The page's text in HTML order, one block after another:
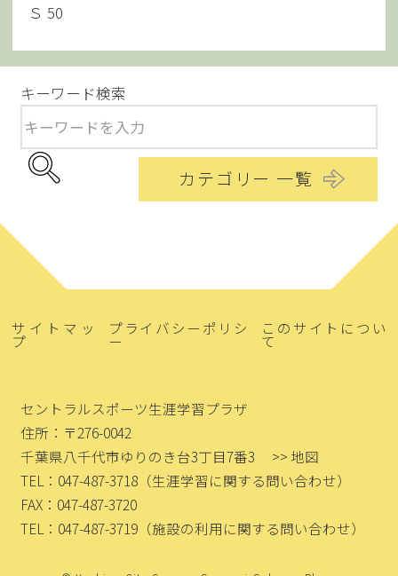
Ｓ 50
キーワード検索
カテゴリー 一覧
サイトマッ
プ
プライバシーポリシ
ー
このサイトについ
て
セントラルスポーツ生涯学習プラザ
住所：〒276-0042
千葉県八千代市ゆりのき台3丁目7番3
>> 地図
TEL：047-487-3718 （生涯学習に関する問い合わせ）
FAX：047-487-3720
TEL：047-487-3719 （施設の利用に関する問い合わせ）